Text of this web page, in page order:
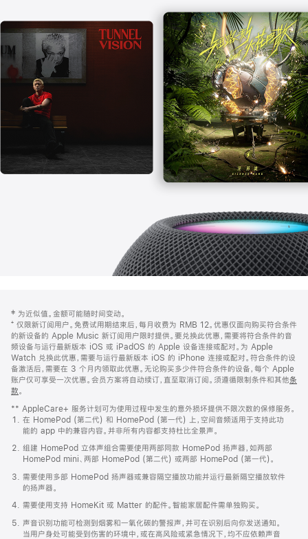
口
中
打
开)
页
页
脚
注
‡ 为近似值。金额可能随时间变动。
⁺ 仅限新订阅用户。免费试用期结束后，每月收费为 RMB 12。优惠仅面向购买符合条件
的新设备的 Apple Music 新订阅用户限时提供。要兑换此优惠，需要将符合条件的音
频设备与运行最新版本 iOS 或 iPadOS 的 Apple 设备连接或配对。为 Apple
Watch 兑换此优惠，需要与运行最新版本 iOS 的 iPhone 连接或配对。符合条件的设
备激活后，需要在 3 个月内领取此优惠。无论购买多少件符合条件的设备，每个 Apple
账户仅可享受一次优惠。会员方案将自动续订，直至取消订阅。须遵循限制条件和其他条
款。
窗
口
中
打
开)
** AppleCare+ 服务计划可为使用过程中发生的意外损坏提供不限次数的保修服务。
在 HomePod (第二代) 和 HomePod (第一代) 上，空间音频适用于支持此功
能的 app 中的兼容内容。并非所有内容都支持杜比全景声。
组建 HomePod 立体声组合需要使用两部同款 HomePod 扬声器，如两部
HomePod mini、两部 HomePod (第二代) 或两部 HomePod (第一代)。
需要使用多部 HomePod 扬声器或兼容隔空播放功能并运行最新隔空播放软件
的扬声器。
需要使用支持 HomeKit 或 Matter 的配件。智能家居配件需单独购买。
声音识别功能可检测到烟雾和一氧化碳的警报声，并可在识别后向你发送通知。
当用户身处可能受到伤害的环境中，或在高风险或紧急情况下，均不应依赖声音